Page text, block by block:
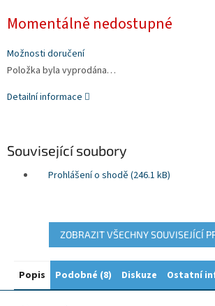
cena:
Momentálně nedostupné
Možnosti doručení
Položka byla vyprodána…
Detailní informace
Související soubory
Prohlášení o shodě (246.1 kB)
ZOBRAZIT VŠECHNY SOUVISEJÍCÍ
Popis Podobné (8) Diskuze Ostatní